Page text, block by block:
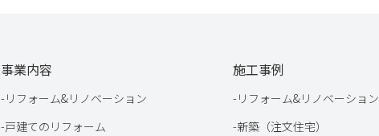
事業内容
- リフォーム&リノベーション
-戸建てのリフォーム
施工事例
- リフォーム&リノベーション
-新築（注文住宅）